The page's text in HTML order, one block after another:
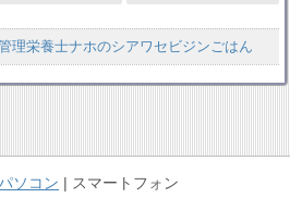
理栄養士ナホのシアワセビジンごはん
ソコン スマートフォン